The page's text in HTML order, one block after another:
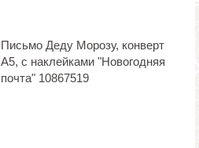
Письмо Деду Морозу, конверт
А5, с наклейками "Новогодняя
почта" 10867519